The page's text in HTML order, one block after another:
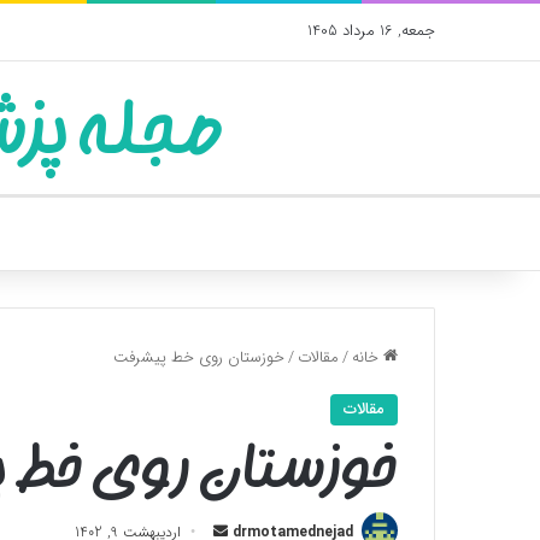
جمعه, 16 مرداد 1405
مجله
خانه/مقالات/خوزستان روی خط پیشرفت
مقالات
خوزستان روی
drmotamednejad
ارسال اردیبهشت 9, 1402